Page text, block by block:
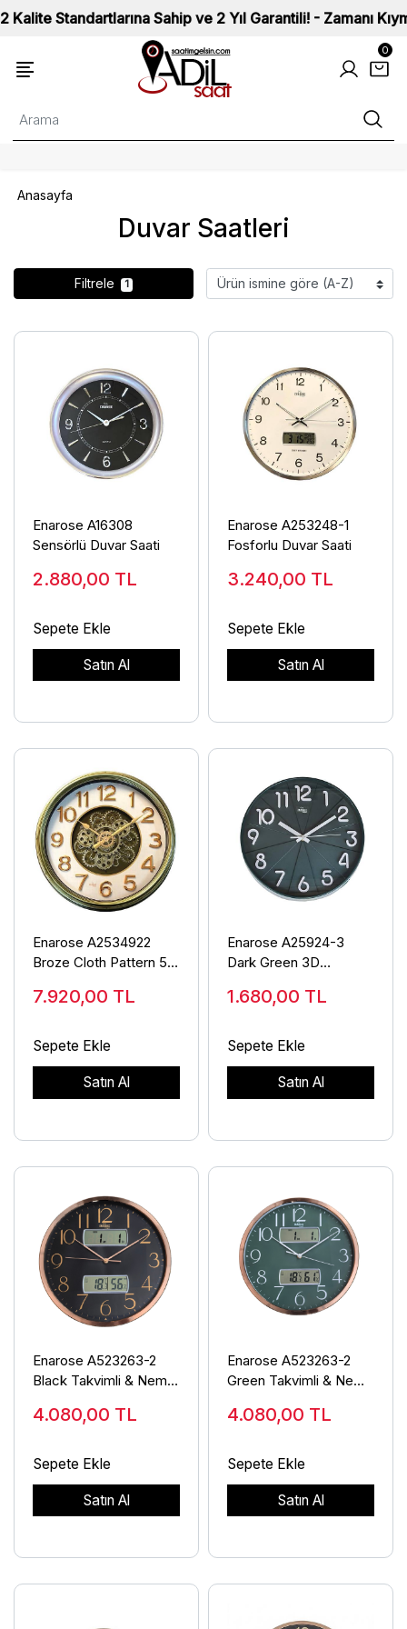
Standartlarına Sahip ve 2 Yıl Garantili! - Zamanı
0
Duvar Saatleri
Anasayfa
Filtrele 1
Enarose A16308
Sensörlü Duvar Saati
2.880,00 TL
Sepete Ekle
Satın Al
Enarose A253248-1
Fosforlu Duvar Saati
3.240,00 TL
Sepete Ekle
Satın Al
Enarose A2534922
Broze Cloth Pattern 53
7.920,00 TL
Sepete Ekle
Satın Al
Enarose A25924-3
Dark Green 3D
Duvar Saati
1.680,00 TL
Sepete Ekle
Satın Al
Enarose A523263-2
Black Takvimli & Nem
4.080,00 TL
Sepete Ekle
Satın Al
Enarose A523263-2
Green Takvimli & Nem
4.080,00 TL
Sepete Ekle
Satın Al